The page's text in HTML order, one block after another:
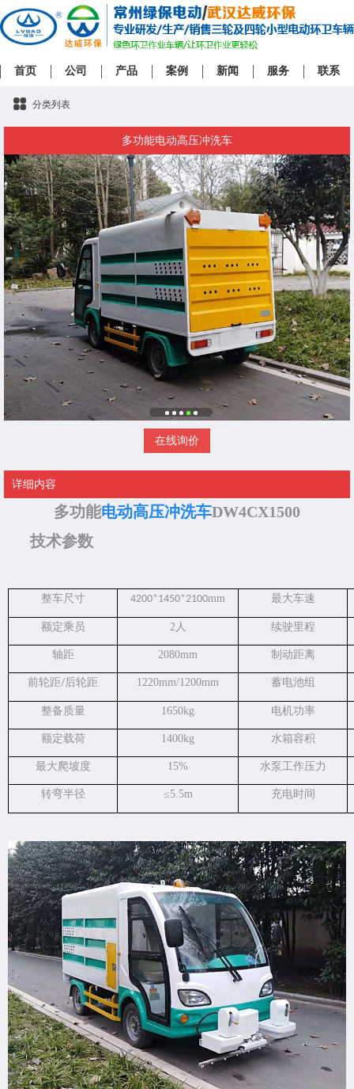
首页 公司 产品 案例 新闻 服务 联系
分类列表
多功能电动高压冲洗车
在线询价
详细内容
多功能电动高压冲洗车DW4CX1500
技术参数
整车尺寸 4200*1450*2100mm 最大车速
额定乘员 2人 续驶里程
轴距 2080mm 制动距离
前轮距/后轮距 1220mm/1200mm 蓄电池组
整备质量 1650kg 电机功率
额定载荷 1400kg 水箱容积
最大爬坡度 15% 水泵工作压力
转弯半径 ≤5.5m 充电时间